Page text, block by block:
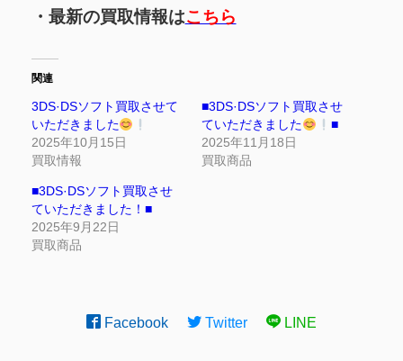
・最新の買取情報はこちら
関連
3DS·DSソフト買取させて
いただきました
2025年10月15日
買取情報
■3DS·DSソフト買取させ
ていただきました
■
2025年11月18日
買取商品
■3DS·DSソフト買取させ
ていただきました！■
2025年9月22日
買取商品
Facebook Twitter LINE